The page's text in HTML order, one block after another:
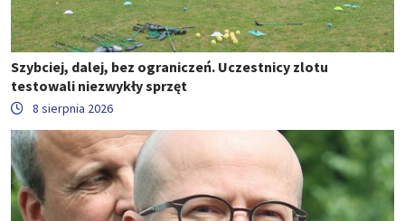
Szybciej, dalej, bez ograniczeń. Uczestnicy zlotu
testowali niezwykły sprzęt
8 sierpnia 2026